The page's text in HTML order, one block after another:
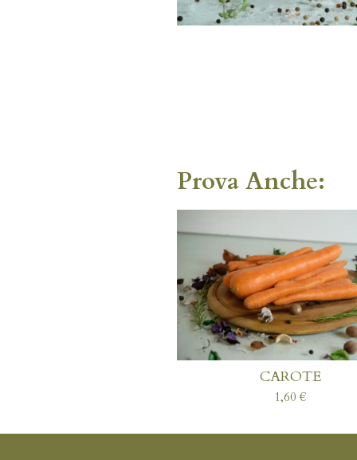
Prova Anche:
CAROTE
1,60 €